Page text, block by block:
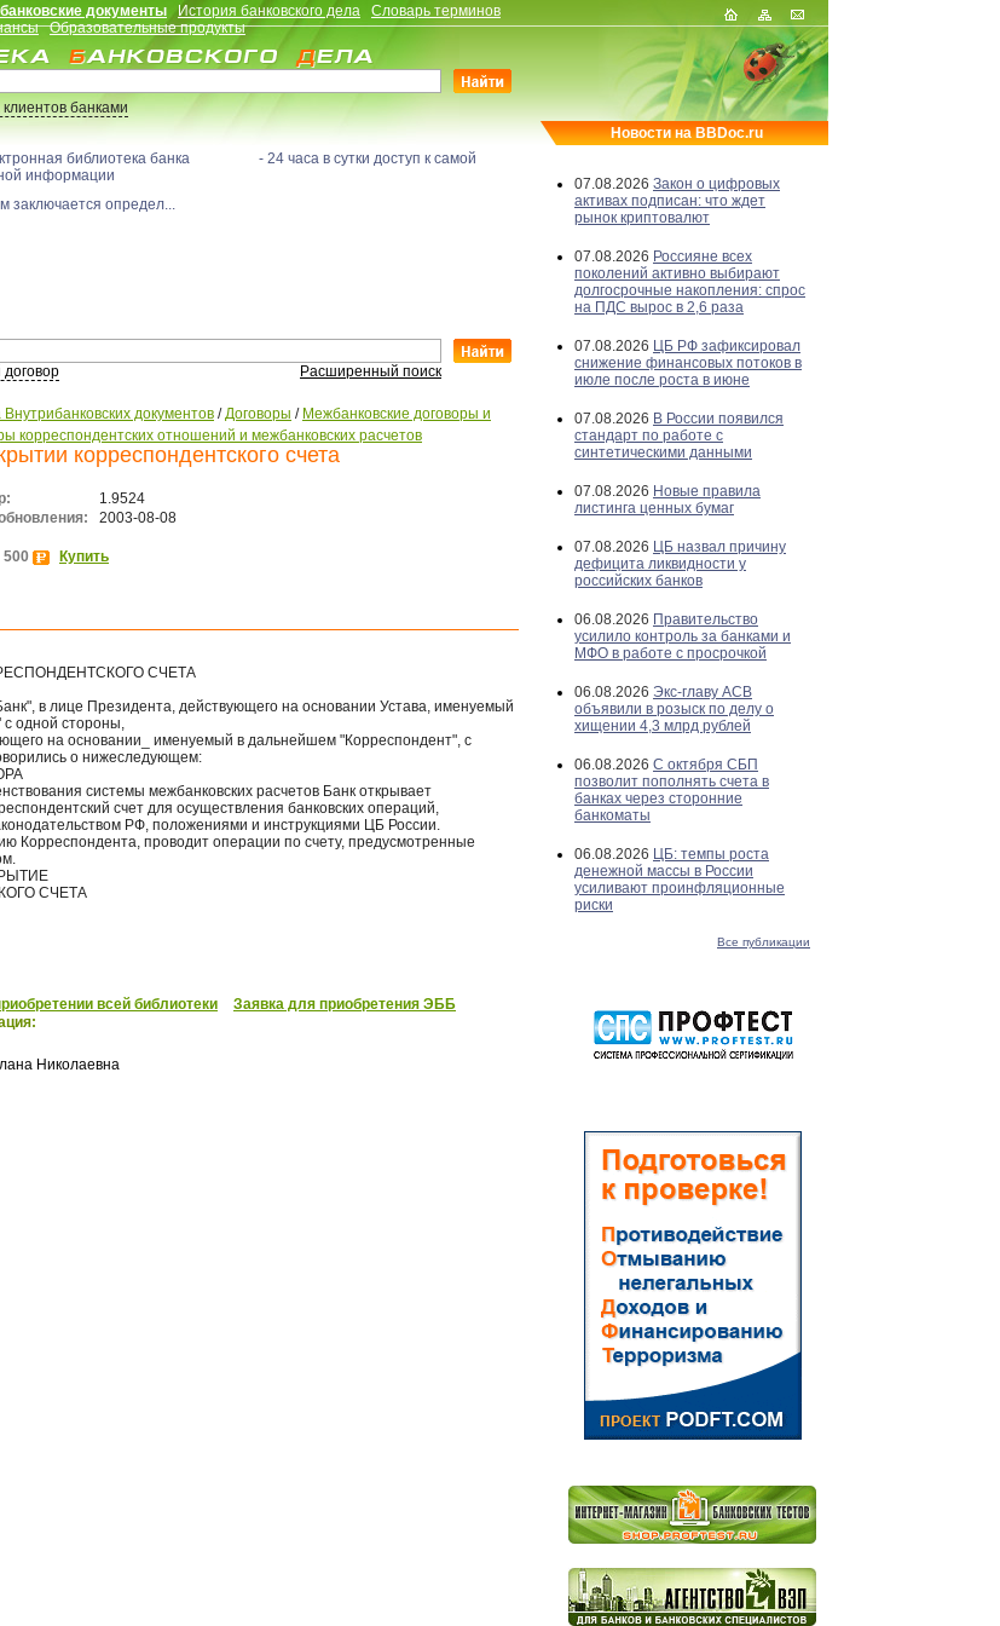
документы История банковского дела
Словарь терминов
Образовательные продукты
банками
библиотека банка - 24 часа в сутки доступ к самой
информации
заключается определ...
договор Расширенный поиск
Внутрибанковских документов /Договоры / Межбанковские договоры и
корреспондентских отношений и межбанковских расчетов
корреспондентского счета
1.9524
2003-08-08
500 Купить
СЧЕТА
в лице Президента, действующего на основании Устава, именуемый
одной стороны,
на основании_ именуемый в дальнейшем "Корреспондент", с
о нижеследующем:
системы межбанковских расчетов Банк открывает
счет для осуществления банковских операций,
РФ, положениями и инструкциями ЦБ России.
Корреспондента, проводит операции по счету, предусмотренные
СЧЕТА
всей библиотеки
Заявка для приобретения ЭББ
Николаевна
Новости на BBDoc.ru
07.08.2026 Закон о цифровых
активах подписан: что ждет
рынок криптовалют
07.08.2026 Россияне всех
поколений активно выбирают
долгосрочные накопления: спрос
на ПДС вырос в 2,6 раза
07.08.2026 ЦБ РФ зафиксировал
снижение финансовых потоков в
июле после роста в июне
07.08.2026 В России появился
стандарт по работе с
синтетическими данными
07.08.2026 Новые правила
листинга ценных бумаг
07.08.2026 ЦБ назвал причину
дефицита ликвидности у
российских банков
06.08.2026 Правительство
усилило контроль за банками и
МФО в работе с просрочкой
06.08.2026 Экс-главу АСВ
объявили в розыск по делу о
хищении 4,3 млрд рублей
06.08.2026 С октября СБП
позволит пополнять счета в
банках через сторонние
банкоматы
06.08.2026 ЦБ: темпы роста
денежной массы в России
усиливают проинфляционные
риски
Все публикации